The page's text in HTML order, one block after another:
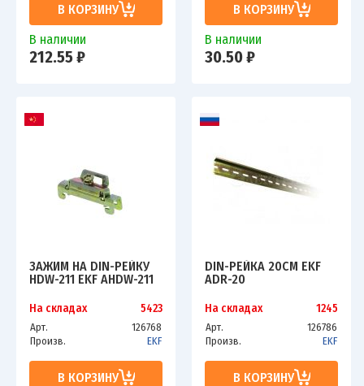
В КОРЗИНУ
В наличии
212.55 ₽
В КОРЗИНУ
В наличии
30.50 ₽
ЗАЖИМ НА DIN-РЕЙКУ
HDW-211 EKF AHDW-211
На складах 5423
Арт.
126768
Произв.
EKF
В КОРЗИНУ
DIN-РЕЙКА 20СМ EKF
ADR-20
На складах 1245
Арт.
126786
Произв.
EKF
В КОРЗИНУ